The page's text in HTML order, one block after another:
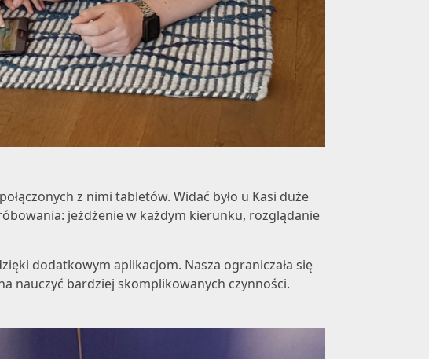
z nimi tabletów. Widać było u Kasi duże
jeżdżenie w każdym kierunku, rozglądanie
dodatkowym aplikacjom. Nasza ograniczała się
nauczyć bardziej skomplikowanych czynności.